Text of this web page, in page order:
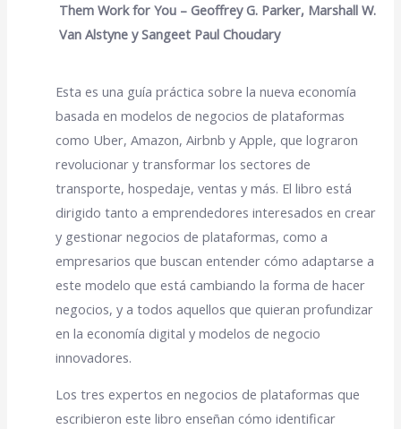
Them Work for You – Geoffrey G. Parker, Marshall W.
Van Alstyne y Sangeet Paul Choudary
Esta es una guía práctica sobre la nueva economía
basada en modelos de negocios de plataformas
como Uber, Amazon, Airbnb y Apple, que lograron
revolucionar y transformar los sectores de
transporte, hospedaje, ventas y más. El libro está
dirigido tanto a emprendedores interesados en crear
y gestionar negocios de plataformas, como a
empresarios que buscan entender cómo adaptarse a
este modelo que está cambiando la forma de hacer
negocios, y a todos aquellos que quieran profundizar
en la economía digital y modelos de negocio
innovadores.
Los tres expertos en negocios de plataformas que
escribieron este libro enseñan cómo identificar